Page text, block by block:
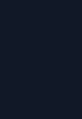
tiết kiệm điện
Intel Core i3
giúp khởi động
chỉ trong vài
nhỏ gọn, lịch sự.
Trang bị CPU